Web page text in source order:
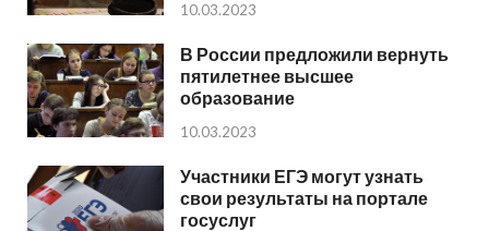
10.03.2023
В России предложили вернуть
пятилетнее высшее
образование
10.03.2023
Участники ЕГЭ могут узнать
свои результаты на портале
госуслуг